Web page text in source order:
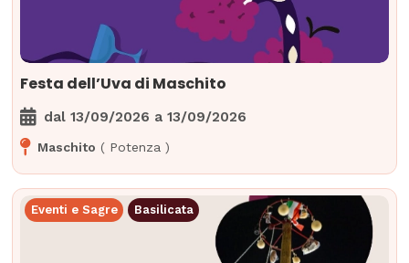
Festa dell’Uva di Maschito
dal13/09/2026 a 13/09/2026
Maschito ( Potenza )
Eventi e Sagre Basilicata